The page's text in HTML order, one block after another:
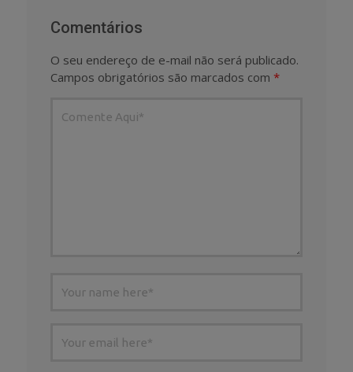
Comentários
O seu endereço de e-mail não será publicado.
Campos obrigatórios são marcados com *